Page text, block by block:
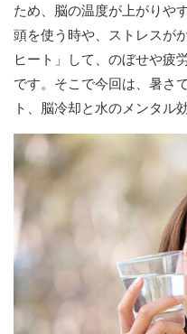
ため、脳の温度が上がりや
頭を使う時や、ストレスが
ヒート」して、のぼせや疲
です。そこで今回は、暑さ
ト、脳冷却と水のメンタル